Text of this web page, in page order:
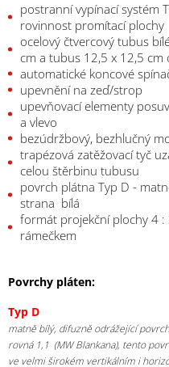
postranní vypínací systém
rovinnost promítací plochy
ocelový čtvercový tubus
cm a tubus 12,5 x 12,5 cm
automatické koncové
upevnění na zeď/strop
upevňovací elementy
a vlevo
bezúdržbový, bezhlučný
trapézová zatěžovací tyč
celou štěrbinu tubusu
povrch plátna Typ D -
strana bílá
formát projekční plochy 4
rámečkem
Povrchy pláten:
Typ D
matně bílý, difuzně odrážející
rovná 1,1 (MW Blankana), tento
ve velmi širokém vertikálním i